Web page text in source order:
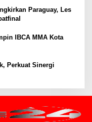
Paraguay, Les
IBCA MMA Kota
Perkuat Sinergi